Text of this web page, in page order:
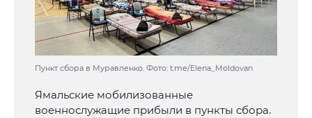
Пункт сбора в Муравленко. Фото: t.me/Elena_Moldovan
Ямальские мобилизованные
военнослужащие прибыли в пункты сбора.